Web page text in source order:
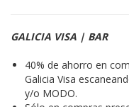
GALICIA VISA | BAR
40% de ahorro en
Galicia Visa
y/o MODO.